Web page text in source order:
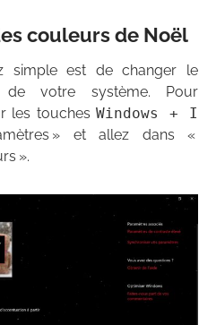
couleurs de Noël
simple est de changer le
votre système. Pour
les touches Windows + I
» et allez dans «
».